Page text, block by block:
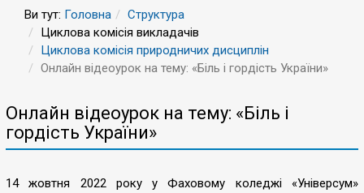
Ви тут: Головна
Структура
Циклова комісія викладачів
Циклова комісія природничих дисциплін
Онлайн відеоурок на тему: «Біль і гордість України»
Онлайн відеоурок на тему: «Біль і
гордість України»
14 жовтня 2022 року у Фаховому коледжі «Універсум»